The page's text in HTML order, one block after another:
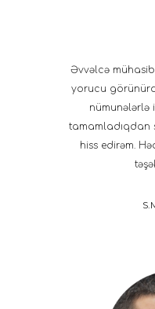
Əvvəlcə
yorucu
nümunələrlə
tamamladıqdan
hiss edirəm.